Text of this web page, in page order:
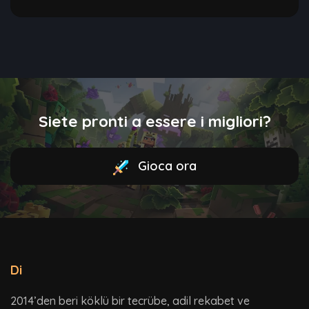
Siete pronti a essere i migliori?
Gioca ora
Di
2014’den beri köklü bir tecrübe, adil rekabet ve